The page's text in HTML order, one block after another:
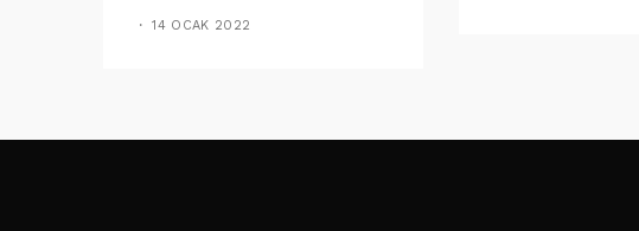
Basını Duyurdu
14 OCAK 2022